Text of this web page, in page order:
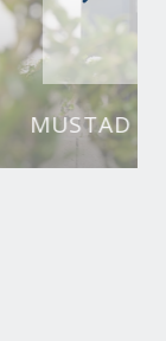
MUSTAD